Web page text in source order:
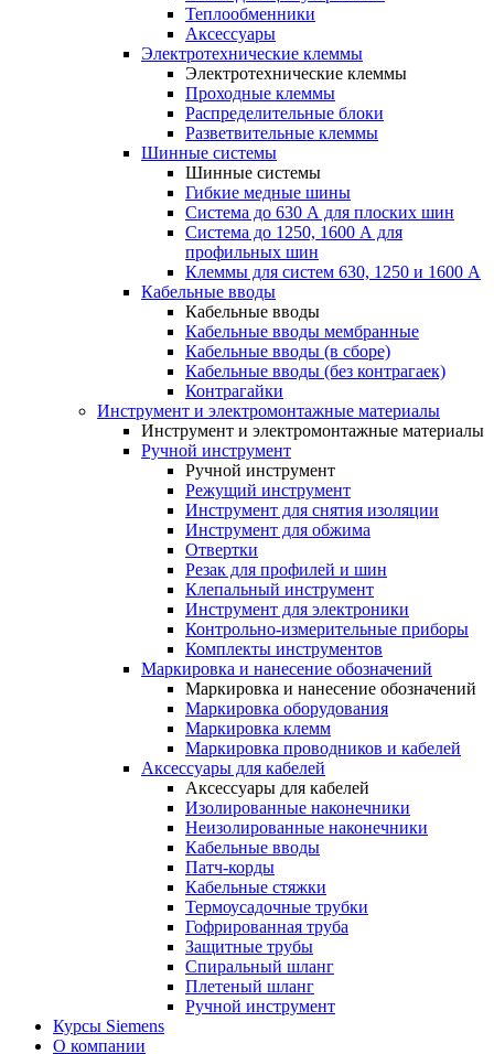
Теплообменники
Аксессуары
Электротехнические клеммы
Электротехнические клеммы
Проходные клеммы
Распределительные блоки
Разветвительные клеммы
Шинные системы
Шинные системы
Гибкие медные шины
Система до 630 А для плоских шин
Система до 1250, 1600 А для
профильных шин
Клеммы для систем 630, 1250 и 1600 А
Кабельные вводы
Кабельные вводы
Кабельные вводы мембранные
Кабельные вводы (в сборе)
Кабельные вводы (без контрагаек)
Контрагайки
Инструмент и электромонтажные материалы
Инструмент и электромонтажные материалы
Ручной инструмент
Ручной инструмент
Режущий инструмент
Инструмент для снятия изоляции
Инструмент для обжима
Отвертки
Резак для профилей и шин
Клепальный инструмент
Инструмент для электроники
Контрольно-измерительные приборы
Комплекты инструментов
Маркировка и нанесение обозначений
Маркировка и нанесение обозначений
Маркировка оборудования
Маркировка клемм
Маркировка проводников и кабелей
Аксессуары для кабелей
Аксессуары для кабелей
Изолированные наконечники
Неизолированные наконечники
Кабельные вводы
Патч-корды
Кабельные стяжки
Термоусадочные трубки
Гофрированная труба
Защитные трубы
Спиральный шланг
Плетеный шланг
Ручной инструмент
Курсы Siemens
О компании